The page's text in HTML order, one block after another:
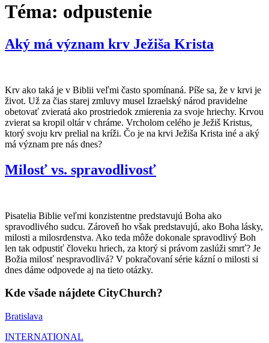
Téma: odpustenie
Aký má význam krv Ježiša Krista
Krv ako taká je v Biblii veľmi často spomínaná. Píše sa, že v krvi je
život. Už za čias starej zmluvy musel Izraelský národ pravidelne
obetovať zvieratá ako prostriedok zmierenia za svoje hriechy. Krvou
zvierat sa kropil oltár v chráme. Vrcholom celého je Ježiš Kristus,
ktorý svoju krv prelial na kríži. Čo je na krvi Ježiša Krista iné a aký
má význam pre nás dnes?
Milosť vs. spravodlivosť
Pisatelia Biblie veľmi konzistentne predstavujú Boha ako
spravodlivého sudcu. Zároveň ho však predstavujú, ako Boha lásky,
milosti a milosrdenstva. Ako teda môže dokonale spravodlivý Boh
len tak odpustiť človeku hriech, za ktorý si právom zaslúži smrť? Je
Božia milosť nespravodlivá? V pokračovaní série kázní o milosti si
dnes dáme odpovede aj na tieto otázky.
Kde všade nájdete CityChurch?
Bratislava
INTERNATIONAL